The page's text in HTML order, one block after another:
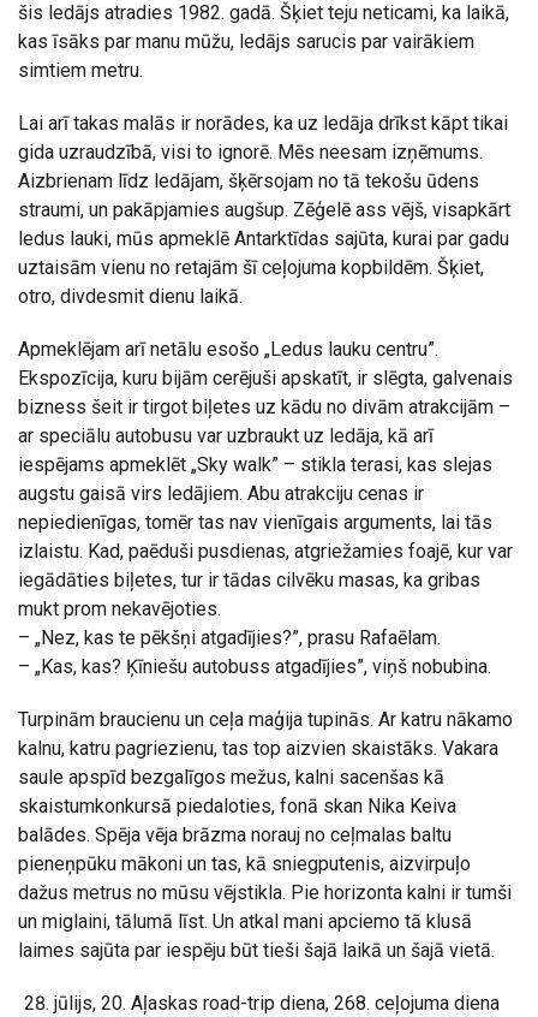
šis ledājs atradies 1982. gadā. Šķiet teju neticami, ka laikā,
kas īsāks par manu mūžu, ledājs sarucis par vairākiem
simtiem metru.
Lai arī takas malās ir norādes, ka uz ledāja drīkst kāpt tikai
gida uzraudzībā, visi to ignorē. Mēs neesam izņēmums.
Aizbrienam līdz ledājam, šķērsojam no tā tekošu ūdens
straumi, un pakāpjamies augšup. Zēģelē ass vējš, visapkārt
ledus lauki, mūs apmeklē Antarktīdas sajūta, kurai par gadu
uztaisām vienu no retajām šī ceļojuma kopbildēm. Šķiet,
otro, divdesmit dienu laikā.
Apmeklējam arī netālu esošo „Ledus lauku centru”.
Ekspozīcija, kuru bijām cerējuši apskatīt, ir slēgta, galvenais
bizness šeit ir tirgot biļetes uz kādu no divām atrakcijām –
ar speciālu autobusu var uzbraukt uz ledāja, kā arī
iespējams apmeklēt „Sky walk” – stikla terasi, kas slejas
augstu gaisā virs ledājiem. Abu atrakciju cenas ir
nepiedienīgas, tomēr tas nav vienīgais arguments, lai tās
izlaistu. Kad, paēduši pusdienas, atgriežamies foajē, kur var
iegādāties biļetes, tur ir tādas cilvēku masas, ka gribas
mukt prom nekavējoties.
– „Nez, kas te pēkšņi atgadījies?”, prasu Rafaēlam.
– „Kas, kas? Ķīniešu autobuss atgadījies”, viņš nobubina.
Turpinām braucienu un ceļa maģija tupinās. Ar katru nākamo
kalnu, katru pagriezienu, tas top aizvien skaistāks. Vakara
saule apspīd bezgalīgos mežus, kalni sacenšas kā
skaistumkonkursā piedaloties, fonā skan Nika Keiva
balādes. Spēja vēja brāzma norauj no ceļmalas baltu
pieneņpūku mākoni un tas, kā sniegputenis, aizvirpuļo
dažus metrus no mūsu vējstikla. Pie horizonta kalni ir tumši
un miglaini, tālumā līst. Un atkal mani apciemo tā klusā
laimes sajūta par iespēju būt tieši šajā laikā un šajā vietā.
jūlijs, 20. Aļaskas road-trip diena, 268. ceļojuma diena